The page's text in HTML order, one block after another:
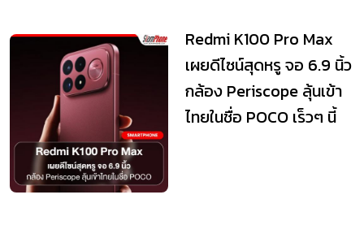
Redmi K100 Pro Max
เผยดีไซน์สุดหรู จอ 6.9 นิ้ว
กล้อง Periscope ลุ้นเข้า
ไทยในชื่อ POCO เร็วๆ นี้